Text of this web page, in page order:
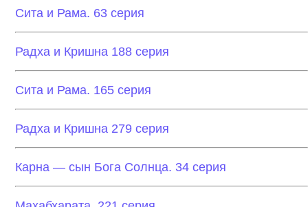
Сита и Рама. 63 серия
Радха и Кришна 188 серия
Сита и Рама. 165 серия
Радха и Кришна 279 серия
Карна — сын Бога Солнца. 34 серия